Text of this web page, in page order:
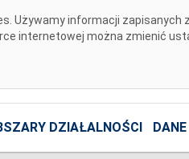
Używamy informacji
internetowej można zmienić
DZIAŁALNOŚCI